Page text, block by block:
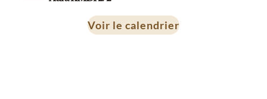
Voir le calendrier